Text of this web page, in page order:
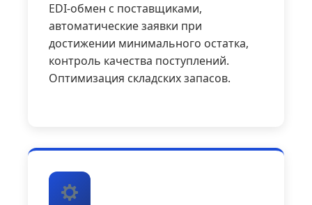
EDI-обмен с поставщиками,
автоматические заявки при
достижении минимального остатка,
контроль качества поступлений.
Оптимизация складских запасов.